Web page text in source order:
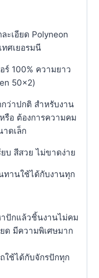
ะเอียด Polyneon
ศเยอรมนี​
ร์ 100% ความยาว
50×2)
ว่าปกติ สำหรับงาน
รือ ต้องการความคม
ดเล็ก
บ สีสวย ไม่ขาดง่าย
ทานใช้ได้กับงานทุก
ปักแล้วชิ้นงานไม่คม
ด มีความพิเศษมาก
ใช้ได้กับจักรปักทุก